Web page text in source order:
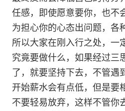
任感，即使愿意要你，也不
为担心你的心态出问题，各
所以大家在刚入行之处，一
究竟要做什么，如果经过三
了，就要坚持下去，不管遇
开始薪水会有点低，但是要
不要轻易放弃，这样不管你